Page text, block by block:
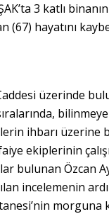
3 katlı
(67) hayatını
üzerinde
ihbarı üzerine
ekiplerinin
bulunan Özcan
incelemenin
morguna